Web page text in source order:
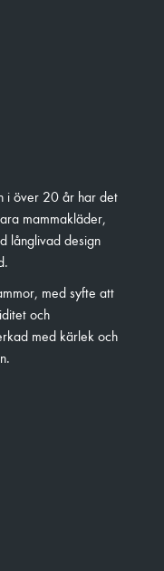
i över 20 år har det
mammakläder,
långlivad design
med syfte att
och
med kärlek och